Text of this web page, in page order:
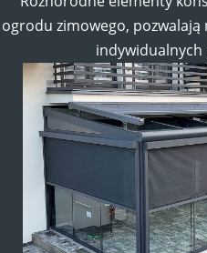
ogrodu zimowego, pozwalają